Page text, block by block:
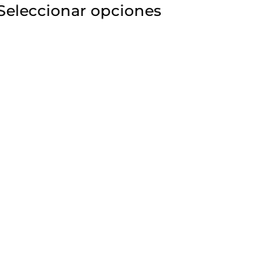
opciones